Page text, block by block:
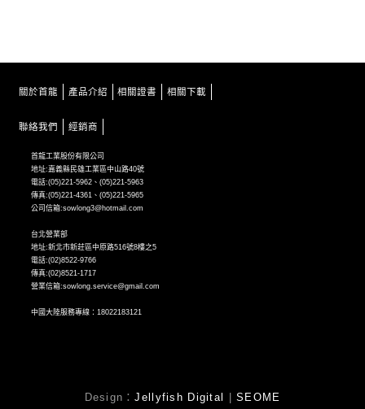
關於首龍 產品介紹 相關證書 相關下載
聯絡我們 經銷商
首龍工業股份有限公司
地址:嘉義縣民雄工業區中山路40號
電話:(05)221-5962、(05)221-5963
傳真:(05)221-4361、(05)221-5965
公司信箱:sowlong3@hotmail.com
台北營業部
地址:新北市新莊區中原路516號8樓之5
電話:(02)8522-9766
傳真:(02)8521-1717
營業信箱:sowlong.service@gmail.com
中國大陸服務專線：18022183121
Design：Jellyfish Digital |SEOME